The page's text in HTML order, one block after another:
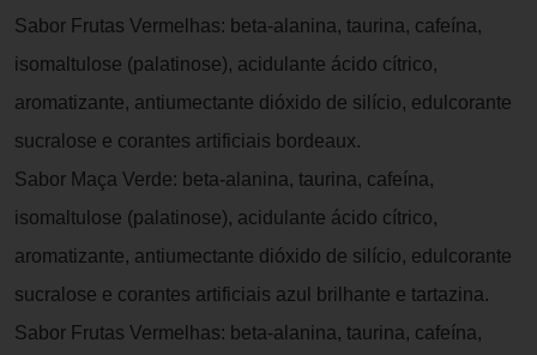
Sabor Frutas Vermelhas: beta-alanina, taurina, cafeína,
isomaltulose (palatinose), acidulante ácido cítrico,
aromatizante, antiumectante dióxido de silício, edulcorante
sucralose e corantes artificiais bordeaux.
Sabor Maça Verde: beta-alanina, taurina, cafeína,
isomaltulose (palatinose), acidulante ácido cítrico,
aromatizante, antiumectante dióxido de silício, edulcorante
sucralose e corantes artificiais azul brilhante e tartazina.
Sabor Frutas Vermelhas: beta-alanina, taurina, cafeína,